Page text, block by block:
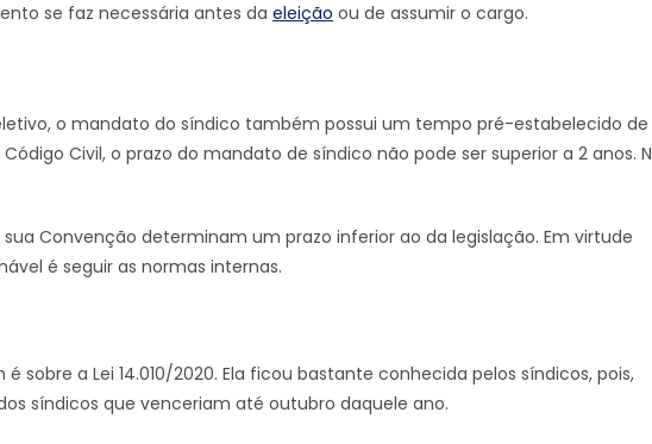
se faz necessária antes da eleição ou de assumir o cargo.
o mandato do síndico também possui um tempo pré-estabelecido de
Civil, o prazo do mandato de síndico não pode ser superior a 2 anos.
Convenção determinam um prazo inferior ao da legislação. Em virtude
é seguir as normas internas.
a Lei 14.010/2020. Ela ficou bastante conhecida pelos síndicos, pois,
síndicos que venceriam até outubro daquele ano.